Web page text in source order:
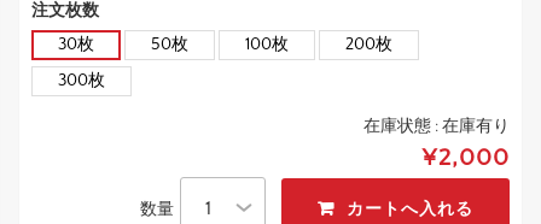
注文枚数
30枚
50枚 100枚
200枚
300枚
在庫状態 :在庫有り
¥2,000
数量